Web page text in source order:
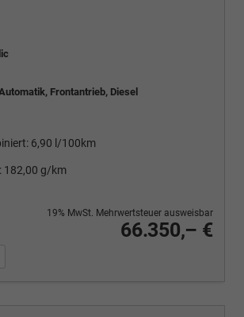
Frontantrieb, Diesel
6,90 l/100km
182,00 g/km
66.350,– €
19% MwSt. Mehrwertsteuer ausweisbar
drucken